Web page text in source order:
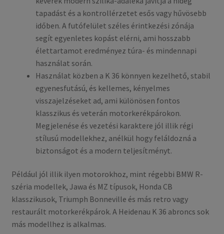
tapadást és a kontrollérzetet esős vagy hűvösebb
időben. A futófelület széles érintkezési zónája
segít egyenletes kopást elérni, ami hosszabb
élettartamot eredményez túra- és mindennapi
használat során.
Használat közben a K 36 könnyen kezelhető, stabil
egyenesfutású, és kellemes, kényelmes
visszajelzéseket ad, ami különösen fontos
klasszikus és veterán motorkerékpárokon.
Megjelenése és vezetési karaktere jól illik régi
stílusú modellekhez, anélkül hogy feláldozná a
biztonságot és a modern teljesítményt.
Például jól illik ilyen motorokhoz, mint régebbi BMW R-
széria modellek, Jawa és MZ típusok, Honda CB
klasszikusok, Triumph Bonneville és más retro vagy
restaurált motorkerékpárok. A Heidenau K 36 abroncs sok
más modellhez is alkalmas.